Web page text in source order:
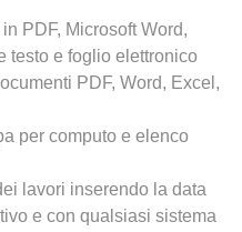
PDF, Microsoft Word,
testo e foglio elettronico
PDF, Word, Excel,
per computo e elenco
lavori inserendo la data
e con qualsiasi sistema